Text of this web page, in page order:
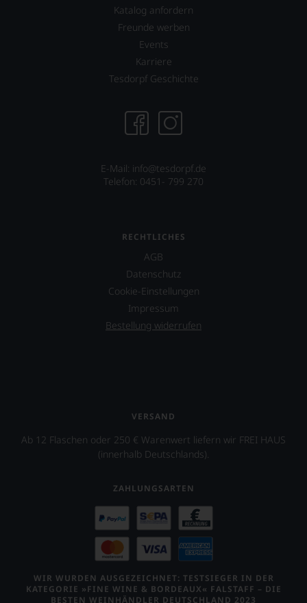
Katalog anfordern
Freunde werben
Events
Karriere
Tesdorpf Geschichte
E-Mail: info@tesdorpf.de
Telefon: 0451- 799 270
RECHTLICHES
AGB
Datenschutz
Cookie-Einstellungen
Impressum
Bestellung widerrufen
VERSAND
Ab 12 Flaschen oder 250 € Warenwert liefern wir FREI HAUS
(innerhalb Deutschlands).
ZAHLUNGSARTEN
WIR WURDEN AUSGEZEICHNET: TESTSIEGER IN DER
KATEGORIE »FINE WINE & BORDEAUX« FALSTAFF – DIE
BESTEN WEINHÄNDLER DEUTSCHLAND 2023